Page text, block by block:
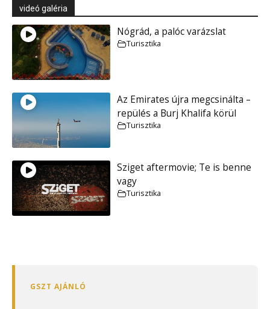
videó galéria
Nógrád, a palóc varázslat
Turisztika
Az Emirates újra megcsinálta –
repülés a Burj Khalifa körül
Turisztika
Sziget aftermovie; Te is benne
vagy
Turisztika